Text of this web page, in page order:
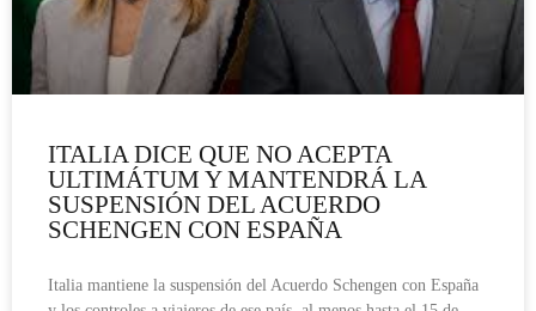
ITALIA DICE QUE NO ACEPTA
ULTIMÁTUM Y MANTENDRÁ LA
SUSPENSIÓN DEL ACUERDO
SCHENGEN CON ESPAÑA
Italia mantiene la suspensión del Acuerdo Schengen con España